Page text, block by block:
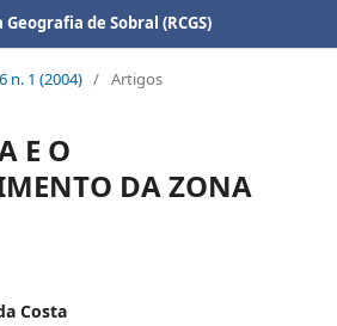
Geografia de Sobral (RCGS)
n. 1 (2004) / Artigos
E O
DA ZONA
Costa